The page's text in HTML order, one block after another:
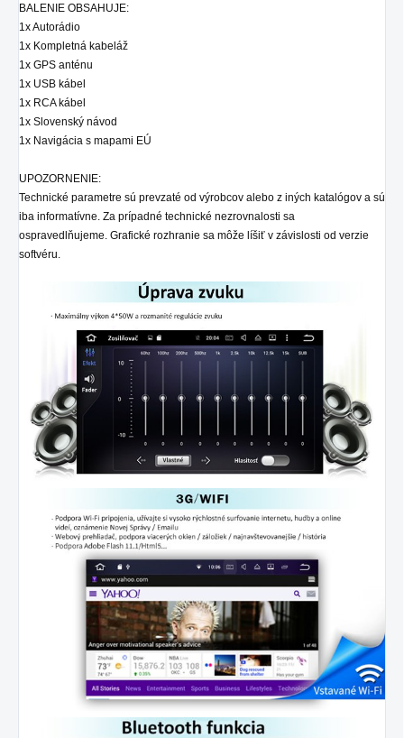
BALENIE OBSAHUJE:
1x Autorádio
1x Kompletná kabeláž
1x GPS anténu
1x USB kábel
1x RCA kábel
1x Slovenský návod
1x Navigácia s mapami EÚ
UPOZORNENIE:
Technické parametre sú prevzaté od výrobcov alebo z iných katalógov a sú
iba informatívne. Za prípadné technické nezrovnalosti sa
ospravedlňujeme. Grafické rozhranie sa môže líšiť v závislosti od verzie
softvéru.